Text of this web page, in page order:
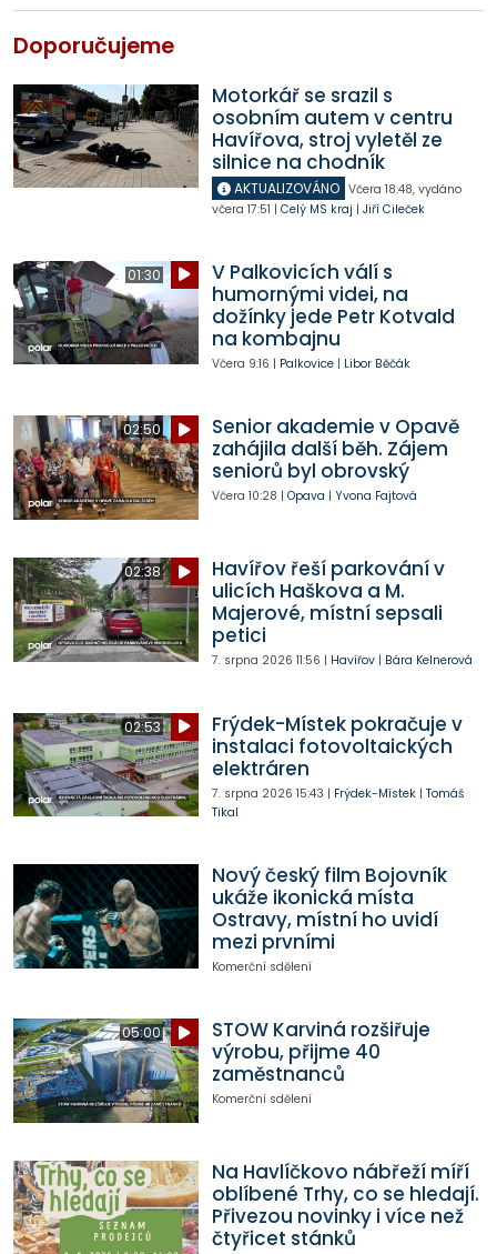
Doporučujeme
Motorkář se srazil s
osobním autem v centru
Havířova, stroj vyletěl ze
silnice na chodník
AKTUALIZOVÁNO Včera 18:48, vydáno
včera 17:51 | Celý MS kraj | Jiří Cileček
01:30
V Palkovicích válí s
humornými videi, na
dožínky jede Petr Kotvald
na kombajnu
Včera 9:16 | Palkovice| Libor Běčák
02:50
Senior akademie v Opavě
zahájila další běh. Zájem
seniorů byl obrovský
Včera 10:28 | Opava | Yvona Fajtová
02:38
Havířov řeší parkování v
ulicích Haškova a M.
Majerové, místní sepsali
petici
7. srpna 2026 11:56 | Havířov| Bára Kelnerová
02:53
Frýdek-Místek pokračuje v
instalaci fotovoltaických
elektráren
7. srpna 2026 15:43 | Frýdek-Místek| Tomáš
Tikal
Nový český film Bojovník
ukáže ikonická místa
Ostravy, místní ho uvidí
mezi prvními
Komerční sdělení
05:00
STOW Karviná rozšiřuje
výrobu, přijme 40
zaměstnanců
Komerční sdělení
Na Havlíčkovo nábřeží míří
oblíbené Trhy, co se hledají.
Přivezou novinky i více než
čtyřicet stánků